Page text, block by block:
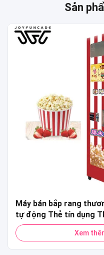
Sản
Máy bán bắp rang
tự động Thẻ tín dụng
Máy bán bắp rang tự
tâm mua
Xem